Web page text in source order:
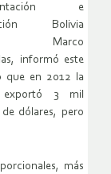
e
Bolivia
Marco
informó este
que en 2012 la
exportó 3 mil
dólares, pero
más